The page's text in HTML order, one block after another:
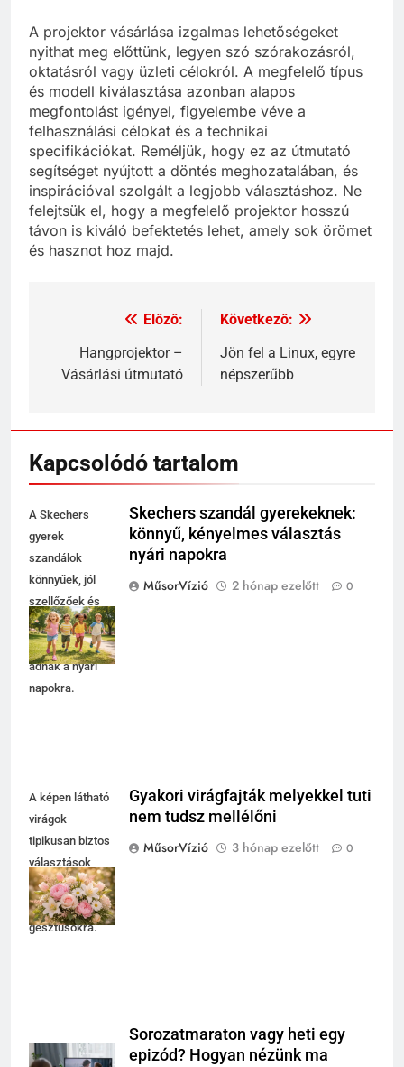
A projektor vásárlása izgalmas lehetőségeket
nyithat meg előttünk, legyen szó szórakozásról,
oktatásról vagy üzleti célokról. A megfelelő típus
és modell kiválasztása azonban alapos
megfontolást igényel, figyelembe véve a
felhasználási célokat és a technikai
specifikációkat. Reméljük, hogy ez az útmutató
segítséget nyújtott a döntés meghozatalában, és
inspirációval szolgált a legjobb választáshoz. Ne
felejtsük el, hogy a megfelelő projektor hosszú
távon is kiváló befektetés lehet, amely sok örömet
és hasznot hoz majd.
Bejegyzés
navigáció
Előző:
Hangprojektor –
Vásárlási útmutató
Következő:
Jön fel a Linux, egyre
népszerűbb
Kapcsolódó tartalom
A Skechers
gyerek
szandálok
könnyűek, jól
szellőzőek és
vidám
megjelenést
adnak a nyári
napokra.
Skechers szandál gyerekeknek:
könnyű, kényelmes választás
nyári napokra
MűsorVízió
2 hónap ezelőtt 0
A képen látható
virágok
tipikusan biztos
választások
ünnepi és
hétköznapi
gesztusokra.
Gyakori virágfajták melyekkel tuti
nem tudsz mellélőni
MűsorVízió
3 hónap ezelőtt 0
Sorozatmaraton vagy heti egy
epizód? Hogyan nézünk ma